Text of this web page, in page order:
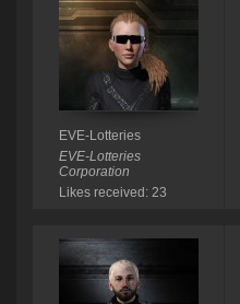
EVE-Lotteries
EVE-Lotteries
Corporation
Likes received: 23